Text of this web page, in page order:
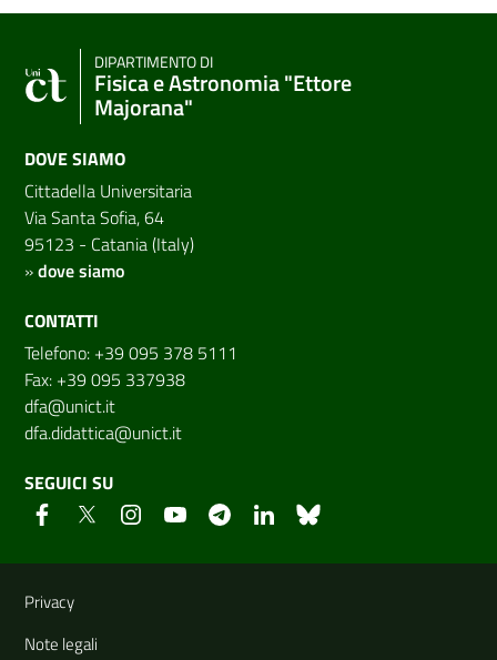
DIPARTIMENTO DI
Fisica e Astronomia "Ettore
Majorana"
DOVE SIAMO
Cittadella Universitaria
Via Santa Sofia, 64
95123 - Catania (Italy)
»dove siamo
CONTATTI
Telefono: +39 095 378 5111
Fax: +39 095 337938
dfa@unict.it
dfa.didattica@unict.it
SEGUICI SU
Link e informazioni utili
Privacy
Note legali